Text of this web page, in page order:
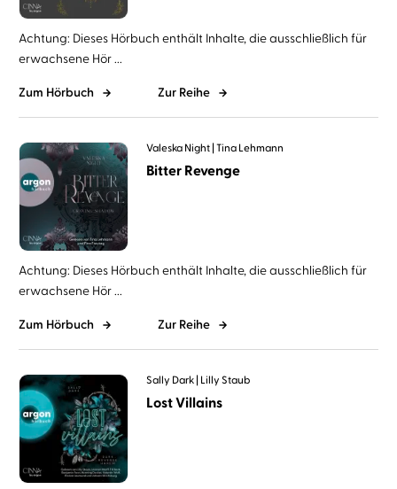
Achtung: Dieses Hörbuch enthält Inhalte, die ausschließlich für
erwachsene Hör ...
Zum Hörbuch Zur Reihe
Valeska Night Tina Lehmann
Bitter Revenge
Achtung: Dieses Hörbuch enthält Inhalte, die ausschließlich für
erwachsene Hör ...
Zum Hörbuch Zur Reihe
Sally Dark Lilly Staub
Lost Villains